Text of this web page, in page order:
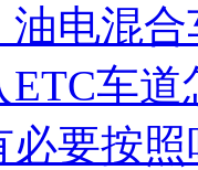
油电混
车道
要按照